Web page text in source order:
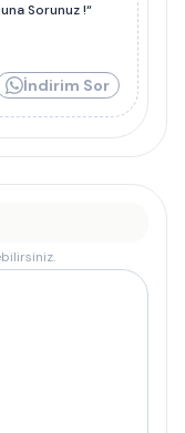
Sorunuz !“
İndirim Sor